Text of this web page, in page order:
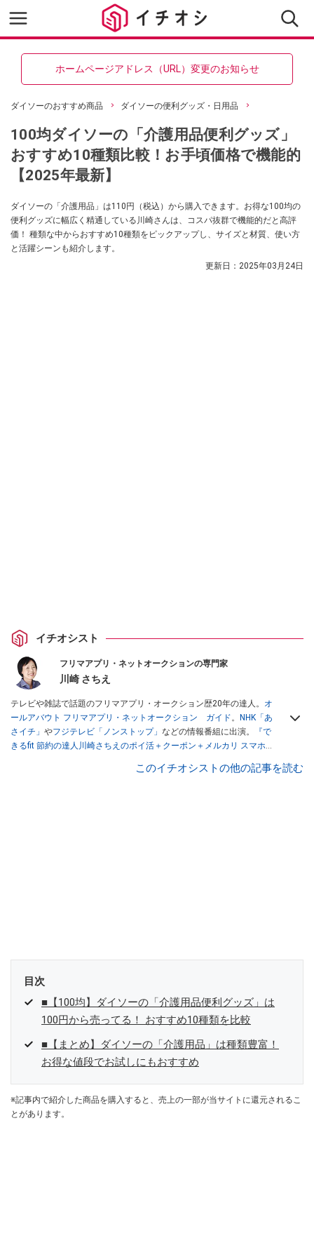
ホームページアドレス（URL）変更のお知らせ
ダイソーのおすすめ商品 ダイソーの便利グッズ・日用品
100均ダイソーの「介護用品便利グッズ」
おすすめ10種類比較！お手頃価格で機能的
【2025年最新】
ダイソーの「介護用品」は110円（税込）から購入できます。お得な100均の
便利グッズに幅広く精通している川崎さんは、コスパ抜群で機能的だと高評
価！ 種類な中からおすすめ10種類をピックアップし、サイズと材質、使い方
と活躍シーンも紹介します。
更新日： 2025年03月24日
イチオシスト
フリマアプリ・ネットオークションの専門家
川崎 さちえ
テレビや雑誌で話題のフリマアプリ・オークション歴20年の達人。 オ
ールアバウト フリマアプリ・ネットオークション ガイド。
NHK「あ
さイチ」 やフジテレビ「ノンストップ」 などの情報番組に出演。
『で
きるfit 節約の達人川崎さちえのポイ活＋クーポン＋メルカリ スマホで
スマホ1つでスキマ時間に効率的に稼ぐ！』（翔泳社刊） ほか著書多
このイチオシストの他の記事を読む
目次
■【100均】ダイソーの「介護用品便利グッズ」は
100円から売ってる！ おすすめ10種類を比較
■【まとめ】ダイソーの「介護用品」は種類豊富！
お得な値段でお試しにもおすすめ
※記事内で紹介した商品を購入すると、売上の一部が当サイトに還元されるこ
とがあります。